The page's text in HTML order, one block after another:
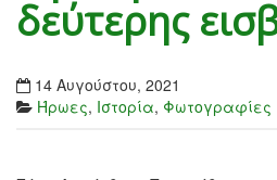
δεύτερης
14 Αυγούστου, 2021
Ήρωες, Ιστορία, Φωτογραφίες